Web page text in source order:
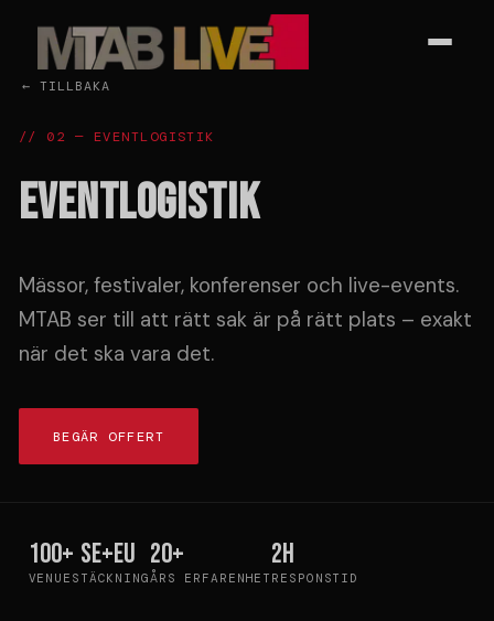
← TILLBAKA
// 02 — EVENTLOGISTIK
EVENT­LOGISTIK
Mässor, festivaler, konferenser och live-events.
MTAB ser till att rätt sak är på rätt plats – exakt
när det ska vara det.
BEGÄR OFFERT
100+
VENUES
SE+EU
TÄCKNING
20+
ÅRS ERFARENHET
2h
RESPONSTID